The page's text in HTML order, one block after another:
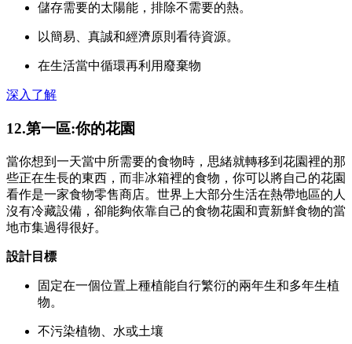
儲存需要的太陽能，排除不需要的熱。
以簡易、真誠和經濟原則看待資源。
在生活當中循環再利用廢棄物
深入了解
12.第一區:你的花園
當你想到一天當中所需要的食物時，思緒就轉移到花園裡的那
些正在生長的東西，而非冰箱裡的食物，你可以將自己的花園
看作是一家食物零售商店。世界上大部分生活在熱帶地區的人
沒有冷藏設備，卻能夠依靠自己的食物花園和賣新鮮食物的當
地市集過得很好。
設計目標
固定在一個位置上種植能自行繁衍的兩年生和多年生植
物。
不污染植物、水或土壤